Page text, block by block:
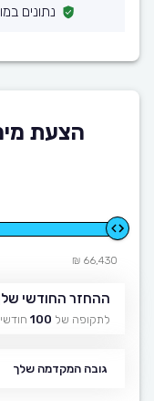
נתונים
הצעת
66,430 ₪
ההחזר החודשי
לתקופה של 100
גובה המקדמה שלך